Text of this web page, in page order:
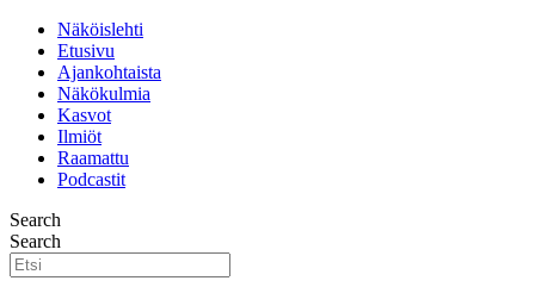
Näköislehti
Etusivu
Ajankohtaista
Näkökulmia
Kasvot
Ilmiöt
Raamattu
Podcastit
Search
Search